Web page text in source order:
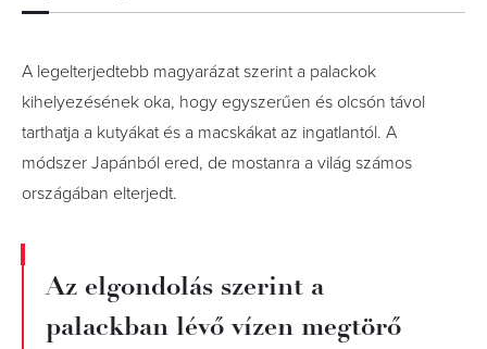
A legelterjedtebb magyarázat szerint a palackok
kihelyezésének oka, hogy egyszerűen és olcsón távol
tarthatja a kutyákat és a macskákat az ingatlantól. A
módszer Japánból ered, de mostanra a világ számos
országában elterjedt.
Az elgondolás szerint a
palackban lévő vízen megtörő